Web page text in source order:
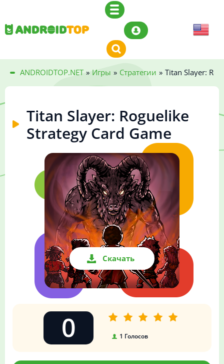
ANDROIDTOP.NET » Игры » Стратегии » Titan Slayer:
Titan Slayer: Roguelike
Strategy Card Game
Скачать
0 1 Голосов